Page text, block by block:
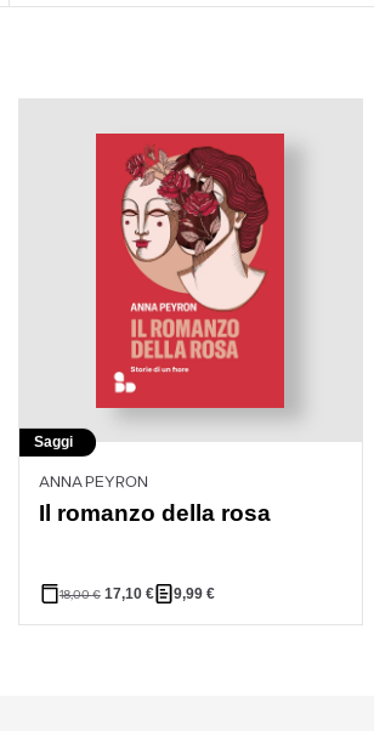
Saggi
ANNA PEYRON
Il romanzo della rosa
18,00€ 17,10 € 9,99€